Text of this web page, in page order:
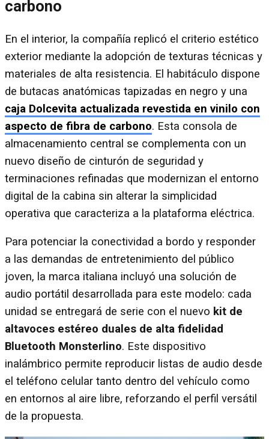
carbono
En el interior, la compañía replicó el criterio estético
exterior mediante la adopción de texturas técnicas y
materiales de alta resistencia. El habitáculo dispone
de butacas anatómicas tapizadas en negro y una
caja Dolcevita actualizada revestida en vinilo con
aspecto de fibra de carbono. Esta consola de
almacenamiento central se complementa con un
nuevo diseño de cinturón de seguridad y
terminaciones refinadas que modernizan el entorno
digital de la cabina sin alterar la simplicidad
operativa que caracteriza a la plataforma eléctrica.
Para potenciar la conectividad a bordo y responder
a las demandas de entretenimiento del público
joven, la marca italiana incluyó una solución de
audio portátil desarrollada para este modelo: cada
unidad se entregará de serie con el nuevo kit de
altavoces estéreo duales de alta fidelidad
Bluetooth Monsterlino. Este dispositivo
inalámbrico permite reproducir listas de audio desde
el teléfono celular tanto dentro del vehículo como
en entornos al aire libre, reforzando el perfil versátil
de la propuesta.